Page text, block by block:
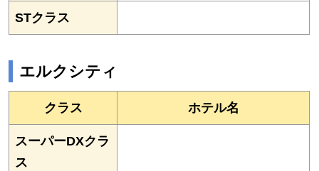
STクラス
エルクシティ
クラス ホテル名
スーパーDXクラ
ス